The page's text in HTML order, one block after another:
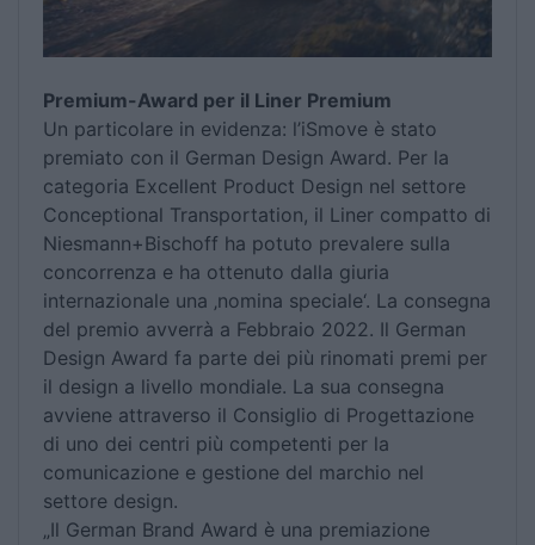
Premium-Award per il Liner Premium
Un particolare in evidenza: l’iSmove è stato
premiato con il German Design Award. Per la
categoria Excellent Product Design nel settore
Conceptional Transportation, il Liner compatto di
Niesmann+Bischoff ha potuto prevalere sulla
concorrenza e ha ottenuto dalla giuria
internazionale una ‚nomina speciale‘. La consegna
del premio avverrà a Febbraio 2022. Il German
Design Award fa parte dei più rinomati premi per
il design a livello mondiale. La sua consegna
avviene attraverso il Consiglio di Progettazione
di uno dei centri più competenti per la
comunicazione e gestione del marchio nel
settore design.
„Il German Brand Award è una premiazione